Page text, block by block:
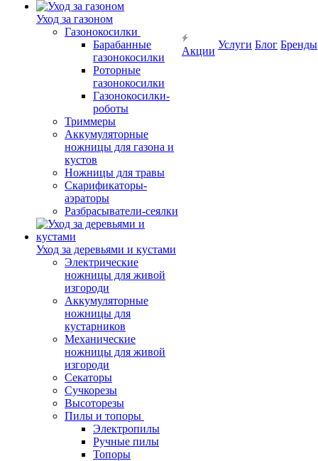
Уход за газоном
Газонокосилки
Барабанные
газонокосилки
Роторные
газонокосилки
Газонокосилки-
роботы
Триммеры
Аккумуляторные
ножницы для газона и
кустов
Ножницы для травы
Скарификаторы-
аэраторы
Разбрасыватели-сеялки
Уход за деревьями и кустами
Электрические
ножницы для живой
изгороди
Аккумуляторные
ножницы для
кустарников
Механические
ножницы для живой
изгороди
Секаторы
Сучкорезы
Высоторезы
Пилы и топоры
Электропилы
Ручные пилы
Топоры
Акции
Услуги Блог Бренды